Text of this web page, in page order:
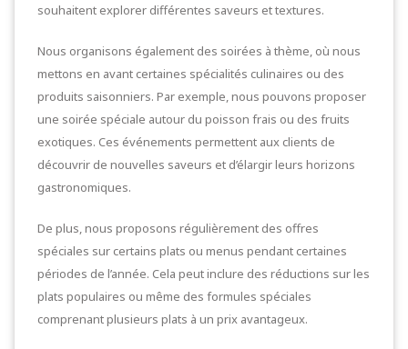
souhaitent explorer différentes saveurs et textures.
Nous organisons également des soirées à thème, où nous
mettons en avant certaines spécialités culinaires ou des
produits saisonniers. Par exemple, nous pouvons proposer
une soirée spéciale autour du poisson frais ou des fruits
exotiques. Ces événements permettent aux clients de
découvrir de nouvelles saveurs et d’élargir leurs horizons
gastronomiques.
De plus, nous proposons régulièrement des offres
spéciales sur certains plats ou menus pendant certaines
périodes de l’année. Cela peut inclure des réductions sur les
plats populaires ou même des formules spéciales
comprenant plusieurs plats à un prix avantageux.